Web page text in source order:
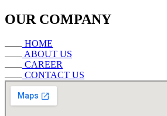
OUR COMPANY
HOME
ABOUT US
CAREER
CONTACT US